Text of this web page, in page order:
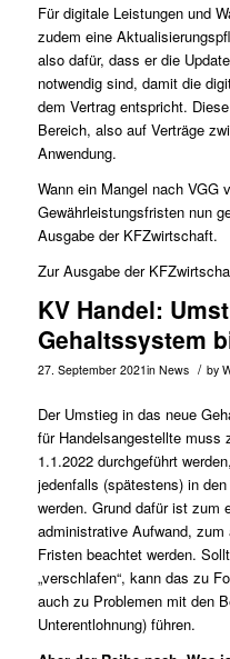
Für digitale Leistungen und
zudem eine
also dafür, dass er die
notwendig sind, damit die
dem Vertrag entspricht.
Bereich, also auf Verträge
Anwendung.
Wann ein Mangel nach VGG
Gewährleistungsfristen nun
Ausgabe der KFZwirtschaft.
Zur Ausgabe der
KV Handel:
Gehaltssystem
27. September 2021in News / by
Der Umstieg in das neue
für Handelsangestellte muss
1.1.2022 durchgeführt
jedenfalls (spätestens) in
werden. Grund dafür ist zum
administrative Aufwand,
Fristen beachtet werden.
„verschlafen“, kann das zu
auch zu Problemen mit den
Unterentlohnung) führen.